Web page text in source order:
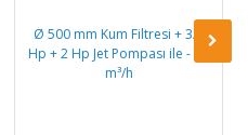
Ø 500 mm Kum Filtresi + 3/4
Hp + 2 Hp Jet Pompası ile - 10
m³/h